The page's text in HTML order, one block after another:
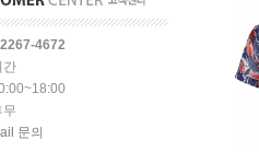
4672
간
무
문의